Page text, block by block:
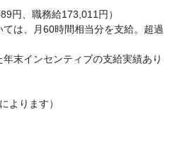
、職務給173,011円）
は、月60時間相当分を支給。超過
末インセンティブの支給実績あり
よります）